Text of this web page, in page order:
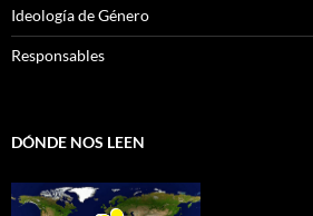
Ideología de Género
Responsables
DÓNDE NOS LEEN